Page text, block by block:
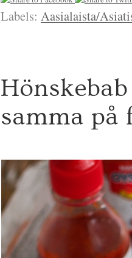
Labels: Aasialaista/
samma på